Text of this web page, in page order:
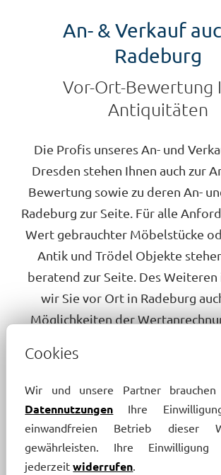
An- & Verkauf
Radeburg
Vor-Ort-Bewertung
Antiquitäten
Die Profis unseres An- und
Dresden stehen Ihnen auch zur
Bewertung sowie zu deren An-
Radeburg zur Seite. Für alle
Wert gebrauchter Möbelstücke
Antik und Trödel Objekte
beratend zur Seite. Des
wir Sie vor Ort in Radeburg
Möglichkeiten der
und Umgebung. Egal, ob in
Gottleuba-Berggießhübel oder
Okrilla sowie einem anderen Ort
Dresden – wir sind auch in
PLZ-Gebiet 01471 in Sachen An-
Cookies
Wir und unsere Partner
Datennutzungen Ihre
einwandfreien Betrieb dieser
gewährleisten. Ihre
jederzeitwiderrufen.